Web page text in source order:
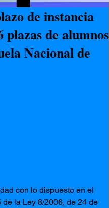
de instancia
plazas de alumnos
Nacional de
con lo dispuesto en el
de la Ley 8/2006, de 24 de